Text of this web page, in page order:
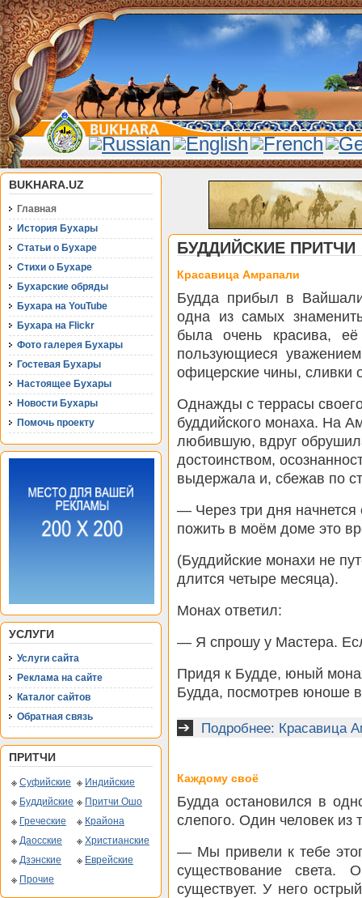
BUKHARA.UZ
Главная
История Бухары
Статьи о Бухаре
Стихи о Бухаре
Бухарские обряды
Бухара на YouTube
Бухара на Flickr
Фото галерея Бухары
Гостевая Бухары
Настоящее Бухары
Новости Бухары
Помочь проекту
УСЛУГИ
Услуги сайта
Реклама на сайте
Каталог сайтов
Обратная связь
ПРИТЧИ
Суфийские
Индийские
Буддийские
Притчи Ошо
Греческие
Крайона
Даосские
Христианские
Дзэнские
Еврейские
Прочие
БУДДИЙСКИЕ ПРИТЧИ
Красавица Амрапали
Будда прибыл в
одна из самых
была очень красива,
пользующиеся
офицерские чины, сливки
Однажды с террасы
буддийского монаха. На
любившую, вдруг
достоинством,
выдержала и, сбежав по
— Через три дня
пожить в моём доме это
(Буддийские монахи не
длится четыре месяца).
Монах ответил:
— Я спрошу у Мастера.
Придя к Будде, юный
Будда, посмотрев юноше в
Подробнее: Красавица
Каждому своё
Будда остановился в
слепого. Один человек из
— Мы привели к тебе
существование света.
существует. У него